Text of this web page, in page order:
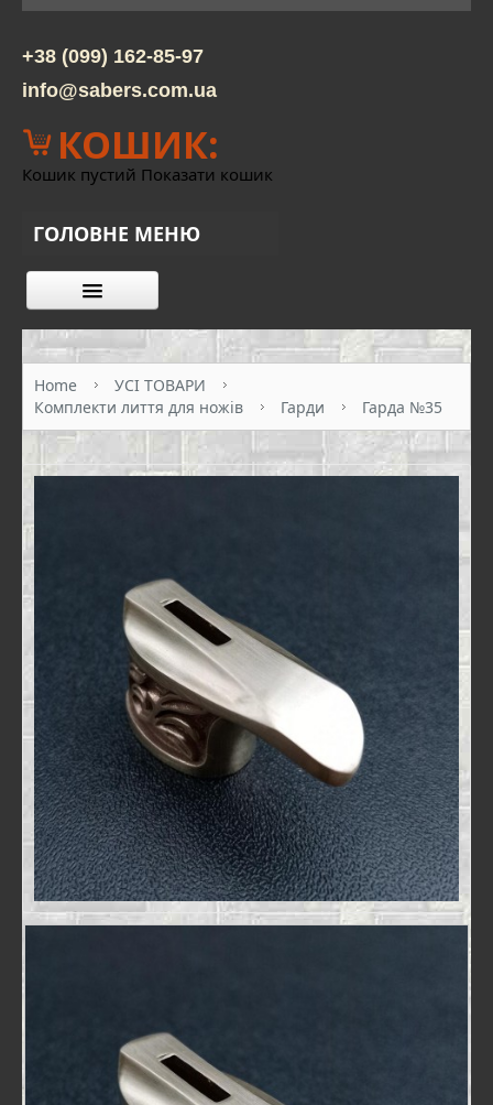
+38 (099) 162-85-97
info@sabers.com.ua
КОШИК:
Кошик пустий Показати кошик
ГОЛОВНЕ МЕНЮ
КАТАЛОГ ТОВАРІВ
КОНТАКТИ
Home
УСІ ТОВАРИ
Комплекти лиття для ножів
Гарди Гарда №35